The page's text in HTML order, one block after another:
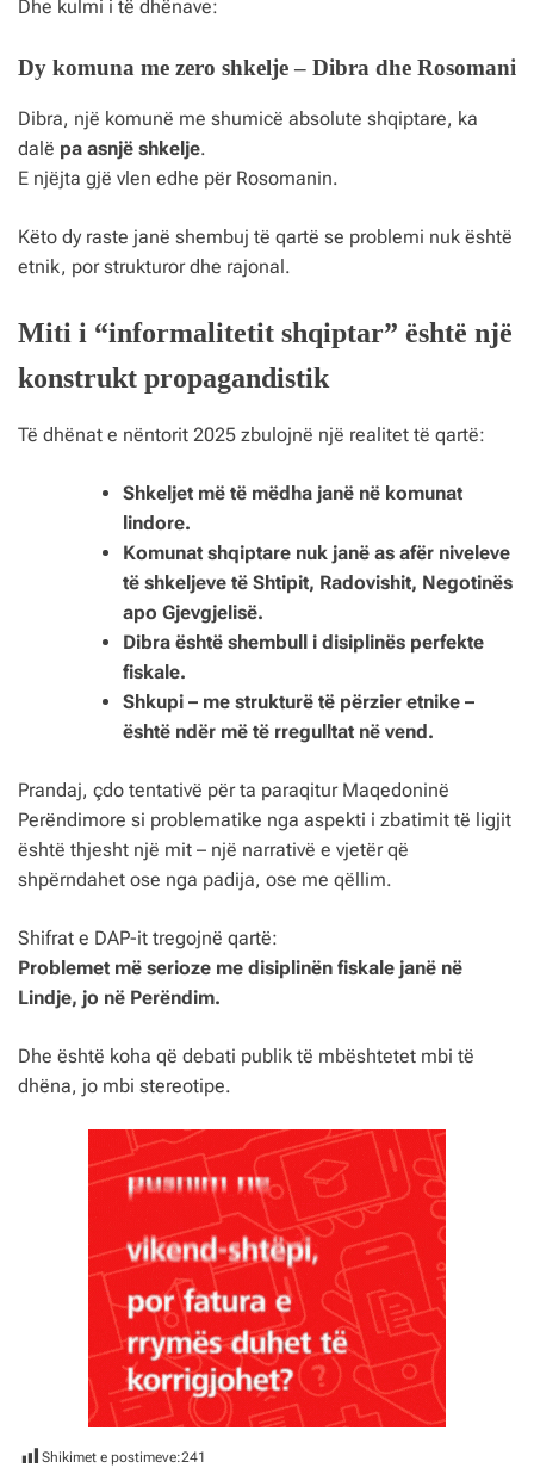
Dhe kulmi i të dhënave:
Dy komuna me zero shkelje – Dibra dhe Rosomani
Dibra, një komunë me shumicë absolute shqiptare, ka
dalë pa asnjë shkelje.
E njëjta gjë vlen edhe për Rosomanin.
Këto dy raste janë shembuj të qartë se problemi nuk është
etnik, por strukturor dhe rajonal.
Miti i “informalitetit shqiptar” është një
konstrukt propagandistik
Të dhënat e nëntorit 2025 zbulojnë një realitet të qartë:
Shkeljet më të mëdha janë në komunat
lindore.
Komunat shqiptare nuk janë as afër niveleve
të shkeljeve të Shtipit, Radovishit, Negotinës
apo Gjevgjelisë.
Dibra është shembull i disiplinës perfekte
fiskale.
Shkupi – me strukturë të përzier etnike –
është ndër më të rregulltat në vend.
Prandaj, çdo tentativë për ta paraqitur Maqedoninë
Perëndimore si problematike nga aspekti i zbatimit të ligjit
është thjesht një mit – një narrativë e vjetër që
shpërndahet ose nga padija, ose me qëllim.
Shifrat e DAP-it tregojnë qartë:
Problemet më serioze me disiplinën fiskale janë në
Lindje, jo në Perëndim.
Dhe është koha që debati publik të mbështetet mbi të
dhëna, jo mbi stereotipe.
Shikimet e postimeve:241